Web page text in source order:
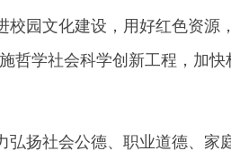
园文化建设，用好红色资源
哲学社会科学创新工程，加
扬社会公德、职业道德、家